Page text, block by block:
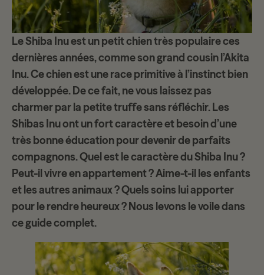
LeShiba Inuest un petit chien très populaire ces
dernières années, comme son grand cousin l’Akita
Inu. Ce chien est unerace primitiveà l’instinct bien
développée. De ce fait, ne vous laissez pas
charmer par la petite truffe sans réfléchir. Les
Shibas Inu ont un fort caractère et besoin d’une
très bonne éducationpour devenir de parfaits
compagnons. Quel est le caractère du Shiba Inu ?
Peut-il vivre en appartement ? Aime-t-il les enfants
et les autres animaux ? Quels soins lui apporter
pour le rendre heureux ? Nous levons le voile dans
ce guide complet.